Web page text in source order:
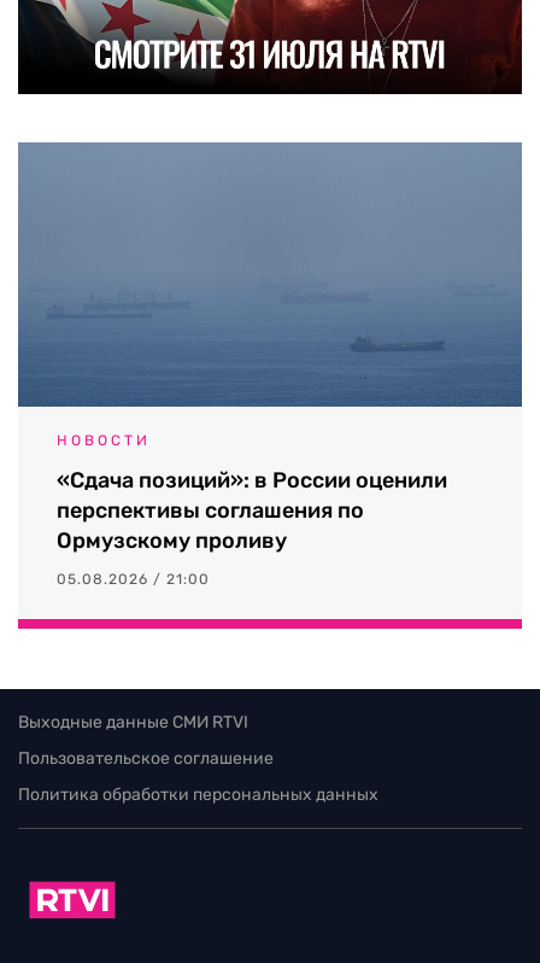
НОВОСТИ
«Сдача позиций»: в России оценили
перспективы соглашения по
Ормузскому проливу
05.08.2026 / 21:00
Выходные данные СМИ RTVI
Пользовательское соглашение
Политика обработки персональных данных